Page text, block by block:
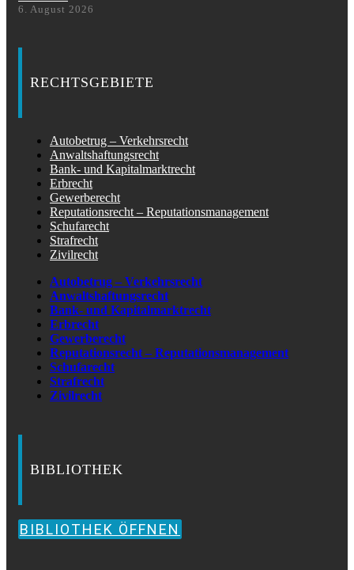
6. August 2026
RECHTSGEBIETE
Autobetrug – Verkehrsrecht
Anwaltshaftungsrecht
Bank- und Kapitalmarktrecht
Erbrecht
Gewerberecht
Reputationsrecht – Reputationsmanagement
Schufarecht
Strafrecht
Zivilrecht
Autobetrug – Verkehrsrecht
Anwaltshaftungsrecht
Bank- und Kapitalmarktrecht
Erbrecht
Gewerberecht
Reputationsrecht – Reputationsmanagement
Schufarecht
Strafrecht
Zivilrecht
BIBLIOTHEK
BIBLIOTHEK ÖFFNEN